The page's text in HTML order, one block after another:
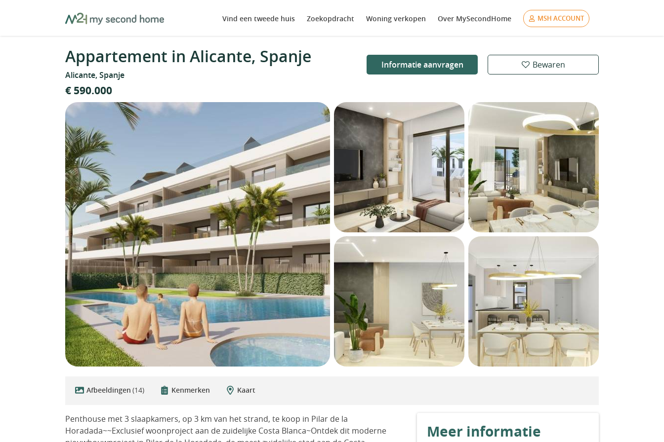
MySecondHome Vind een tweede huis Zoekopdracht Woning verkopen Over MySecondHome MSH ACCOUNT
Appartement in Alicante, Spanje
Alicante, Spanje
Informatie aanvragen Bewaren
€ 590.000
Afbeeldingen (14) Kenmerken Kaart
Penthouse met 3 slaapkamers, op 3 km van het strand, te koop in Pilar de la
Horadada~~Exclusief woonproject aan de zuidelijke Costa Blanca~Ontdek dit moderne
Meer informatie